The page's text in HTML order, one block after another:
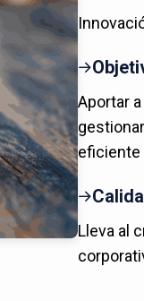
Aportar
eficiente
Lleva al